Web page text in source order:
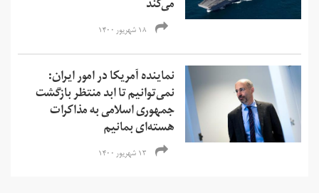
می‌کند
۱۸ شهریور ۱۴۰۰
نماینده آمریکا در امور ایران:
نمی‌‌توانیم تا ابد منتظر بازگشت
جمهوری اسلامی به مذاکرات
هسته‌ای بمانیم
۱۳ شهریور ۱۴۰۰